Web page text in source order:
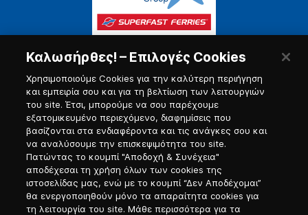
Πύλη Ναυτικού
Καλωσήρθες! – Επιλογές Cookies
Χρησιμοποιούμε Cookies για την καλύτερη περιήγηση
και εμπειρία σου και για τη βελτίωση των λειτουργιών
του site. Έτσι, μπορούμε να σου παρέχουμε
εξατομικευμένο περιεχόμενο, διαφημίσεις που
βασίζονται στα ενδιαφέροντα και τις ανάγκες σου και
να αναλύσουμε την επισκεψιμότητα του site.
Πατώντας το κουμπί "Αποδοχή & Συνέχεια"
αποδέχεσαι τη χρήση όλων των cookies της
ιστοσελίδας μας, ενώ με το κουμπί “Δεν Αποδέχομαι”
θα ενεργοποιηθούν μόνο τα απαραίτητα cookies για
τη λειτουργία του site. Μάθε περισσότερα για τα